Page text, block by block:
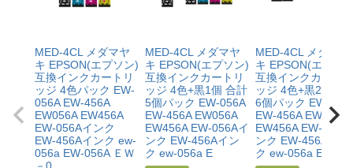
等お客様都合ではないこと
・当店の商品が原因でプリンターが故障したことがわか
ものではないこと。
・メーカーの出張修理を依頼されてないこと。
MED-4CL メダマヤ
キ EPSON(エプソン)
互換インクカートリ
ッジ 4色パック EW-
056A EW-456A
EW056A EW456A
EW-056Aインク
EW-456Aインク ew-
056a EW-056A ＥＷ
MED-4CL メダマヤ
キ EPSON(エプソン)
互換インクカートリ
ッジ 4色+黒1個 合計
5個パック EW-056A
EW-456A EW056A
EW456A EW-056Aイ
ンク EW-456Aイン
ク ew-056a E
MED-4CL メダマヤ
キ EPSON(エプソ
互換インクカート
ッジ 4色+黒2個 合
6個パック EW-
EW-456A EW056A
EW456A EW-056A
ンク EW-456Aイン
ク ew-056a E